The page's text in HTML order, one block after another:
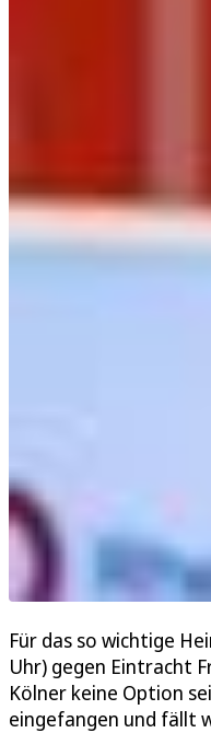
Für das so wichtige
Uhr) gegen Eintracht
Kölner keine Option
eingefangen und fällt